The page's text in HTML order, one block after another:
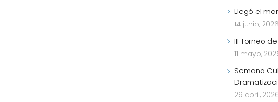
Llegó el
14 junio, 2026
III Torneo
11 mayo,
Semana
29 abril, 2026